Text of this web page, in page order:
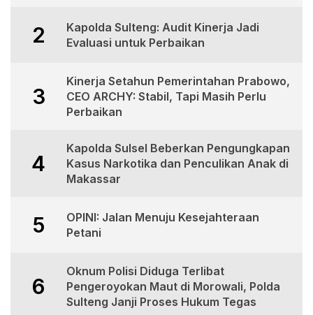
2
Kapolda Sulteng: Audit Kinerja Jadi
Evaluasi untuk Perbaikan
3
Kinerja Setahun Pemerintahan Prabowo,
CEO ARCHY: Stabil, Tapi Masih Perlu
Perbaikan
4
Kapolda Sulsel Beberkan Pengungkapan
Kasus Narkotika dan Penculikan Anak di
Makassar
5
OPINI: Jalan Menuju Kesejahteraan
Petani
6
Oknum Polisi Diduga Terlibat
Pengeroyokan Maut di Morowali, Polda
Sulteng Janji Proses Hukum Tegas